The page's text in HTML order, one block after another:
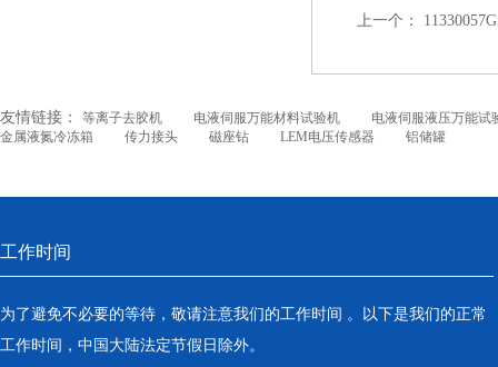
上一个：
友情链接： 等离子去胶机 电液伺服万能材料试验机
电液伺服液压万能试
金属液氮冷冻箱
传力接头 磁座钻 LEM电压传感器 铝储罐
工作时间
为了避免不必要的等待，敬请注意我们的工作时间 。以下是我们的正常
工作时间，中国大陆法定节假日除外。